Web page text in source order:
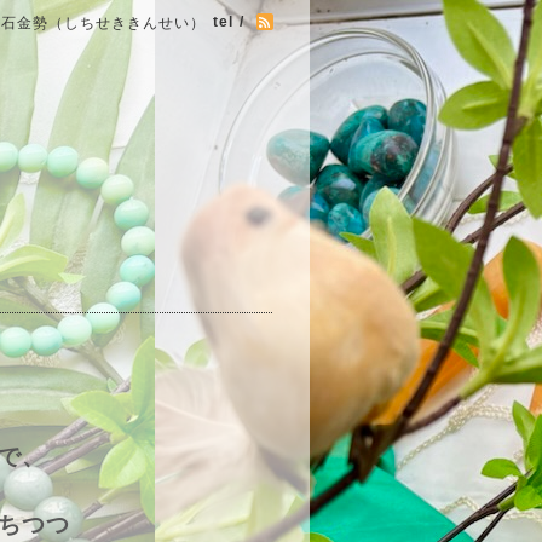
金勢（しちせききんせい） tel /
、
つつ